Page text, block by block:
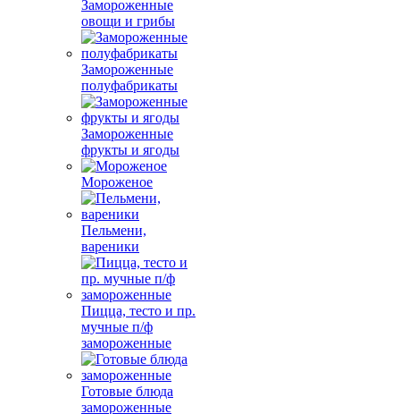
Замороженные
овощи и грибы
Замороженные
полуфабрикаты
Замороженные
фрукты и ягоды
Мороженое
Пельмени,
вареники
Пицца, тесто и пр.
мучные п/ф
замороженные
Готовые блюда
замороженные